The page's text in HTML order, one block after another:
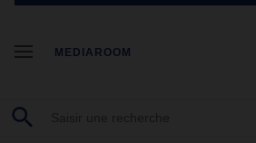
MEDIAROOM